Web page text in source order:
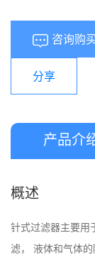
咨询购
分享
产品介
概述
针式过滤器主要用
滤， 液体和气体